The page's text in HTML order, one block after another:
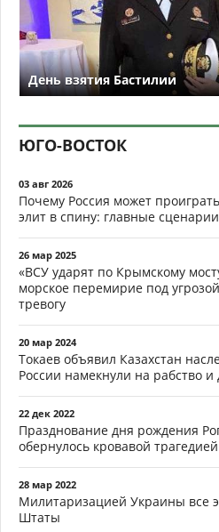
День взятия Бастилии
ЮГО-ВОСТОК
03 авг 2026
Почему Россия может
элит в спину: главные
26 мар 2025
«ВСУ ударят по Крымскому
морское перемирие под
тревогу
20 мар 2024
Токаев объявил Казахстан
России намекнули на рабство и
22 дек 2022
Празднование дня рождения
обернулось кровавой трагедией
28 мар 2022
Милитаризацией Украины все
Штаты